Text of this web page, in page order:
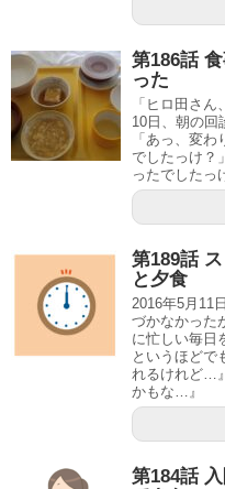
第186話
った
「ヒロ田さ
10日、朝の回
「あっ、変
でしたっけ？
ったでしたっ
第189話
と夕食
2016年5月11
づかなかった
に忙しい毎日
というほどで
れるけれど…
かもな…』
第184話